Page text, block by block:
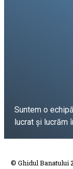
Suntem o
lucrat și lucrăm
© Ghidul Banatului